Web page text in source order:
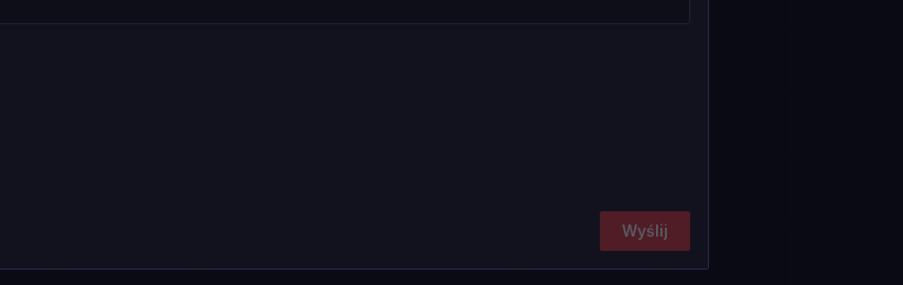
Wyślij